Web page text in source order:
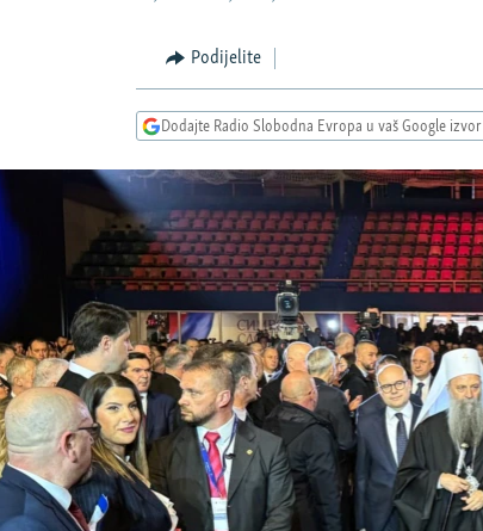
Podijelite
Dodajte Radio Slobodna Evropa u vaš Google izvor